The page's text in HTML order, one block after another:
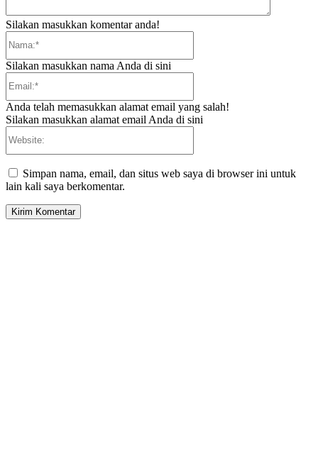
Silakan masukkan komentar anda!
Silakan masukkan nama Anda di sini
Anda telah memasukkan alamat email yang salah!
Silakan masukkan alamat email Anda di sini
Simpan nama, email, dan situs web saya di browser ini untuk
lain kali saya berkomentar.